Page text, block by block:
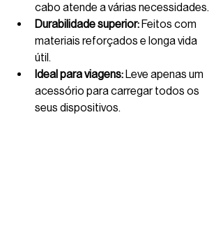
cabo atende a várias necessidades.
Durabilidade superior: Feitos com
materiais reforçados e longa vida
útil.
Ideal para viagens: Leve apenas um
acessório para carregar todos os
seus dispositivos.